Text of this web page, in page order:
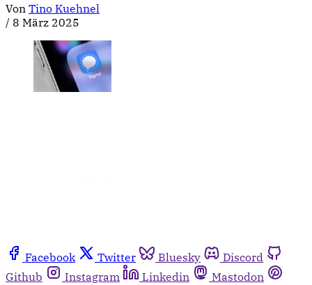
Von Tino Kuehnel
/ 8 März 2025
Facebook Twitter Bluesky
Discord
Github
Instagram Linkedin
Mastodon